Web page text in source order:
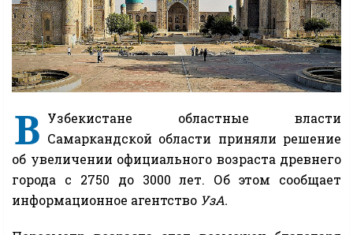
В Узбекистане областные власти
Самаркандской области приняли решение
об увеличении официального возраста древнего
города с 2750 до 3000 лет. Об этом сообщает
информационное агентство УзА.